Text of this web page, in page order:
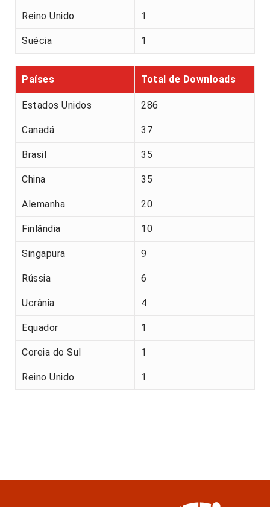
Reino Unido 1
Suécia 1
Países Total de Downloads
Estados Unidos 286
Canadá 37
Brasil 35
China 35
Alemanha 20
Finlândia 10
Singapura 9
Rússia 6
Ucrânia 4
Equador 1
Coreia do Sul 1
Reino Unido 1